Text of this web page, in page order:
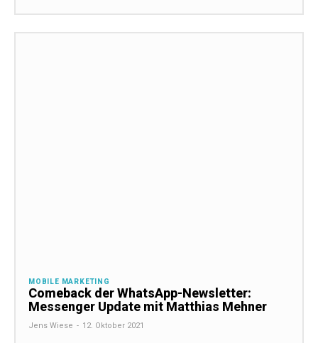
MOBILE MARKETING
Comeback der WhatsApp-Newsletter:
Messenger Update mit Matthias Mehner
Jens Wiese - 12. Oktober 2021